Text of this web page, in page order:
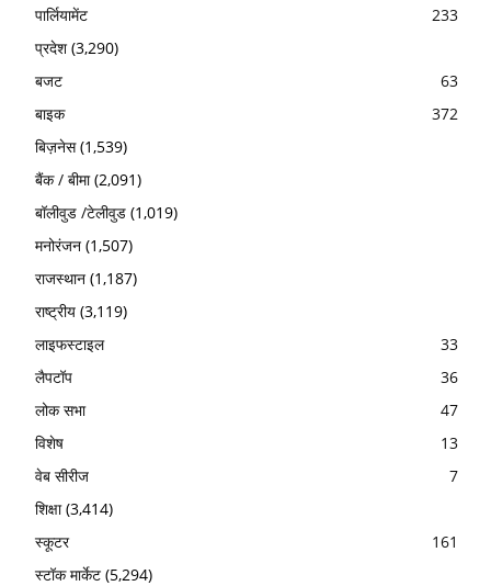
पार्लियामेंट
233
प्रदेश(3,290)
बजट
63
बाइक
372
बिज़नेस(1,539)
बैंक / बीमा(2,091)
बॉलीवुड /टेलीवुड (1,019)
मनोरंजन (1,507)
राजस्थान (1,187)
राष्ट्रीय (3,119)
लाइफस्टाइल
33
लैपटॉप
36
लोक सभा
47
विशेष
13
वेब सीरीज
7
शिक्षा(3,414)
स्कूटर
161
स्टॉक मार्केट (5,294)